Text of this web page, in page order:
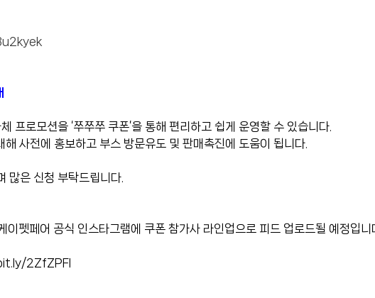
프로모션을 ‘쭈쭈쭈 쿠폰’을 통해 편리하고 쉽게 운영할 수 있습니다.
해 사전에 홍보하고 부스 방문유도 및 판매촉진에 도움이 됩니다.
많은 신청 부탁드립니다.
펫페어 공식 인스타그램에 쿠폰 참가사 라인업으로 피드 업로드될 예정입니
2ZfZPFI